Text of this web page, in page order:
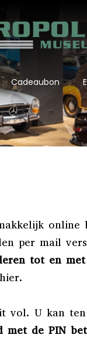
Cadeaubon
online
per mail
tot en
hier.
vol. U kan
met de PIN